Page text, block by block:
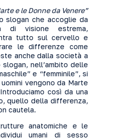
e le Donne da Venere”
slogan che accoglie da
di visione estrema,
tutto sul cervello e
le differenze come
anche dalla società a
nell’ambito delle
e “femminile”, si
vengono da Marte
così da una
quello della differenza,
cautela.
anatomiche e le
umani di sesso